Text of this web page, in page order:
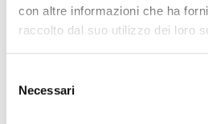
con altre informazioni che ha
raccolto dal suo utilizzo dei loro
delNecessari
Details: